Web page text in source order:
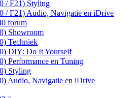
/ F21) Styling
F21) Audio, Navigatie en iDrive
forum
Showroom
Techniek
DIY: Do It Yourself
Performance en Tuning
Styling
Audio, Navigatie en iDrive